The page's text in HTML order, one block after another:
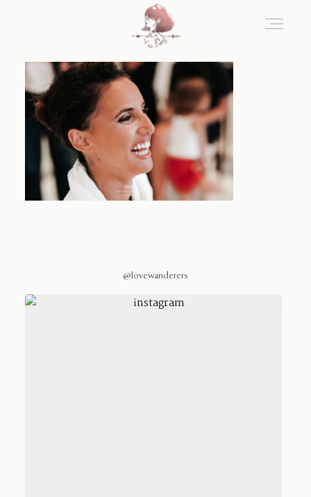
@lovewanderers
Home
Blog
Sobre Nosotros